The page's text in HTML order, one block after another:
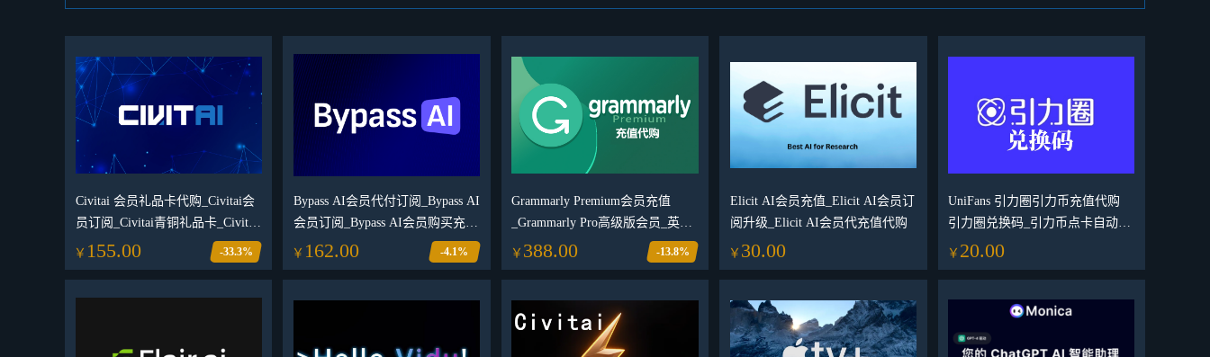
Civitai 会员礼品卡代购_Civitai会
员订阅_Civitai青铜礼品卡_Civitai
Membership Gift Card代购
￥ 155.00 -33.3%
Bypass AI会员代付订阅_Bypass AI
会员订阅_Bypass AI会员购买充值
平台
￥ 162.00 -4.1%
Grammarly Premium会员充值
_Grammarly Pro高级版会员_英语
写作辅助工具AI官方会员充值代
￥ 388.00 -13.8%
Elicit AI会员充值_Elicit AI会员订
阅升级_Elicit AI会员代充值代购
￥ 30.00
UniFans 引力圈引力币充值代购
引力圈兑换码_引力币点卡自动发
货 UF兑换卡券作者赞助
￥ 20.00